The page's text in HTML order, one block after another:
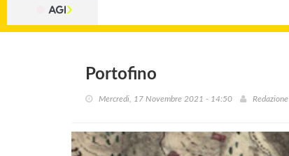
Portofino
Mercredi, 17 Novembre 2021 - 14:50